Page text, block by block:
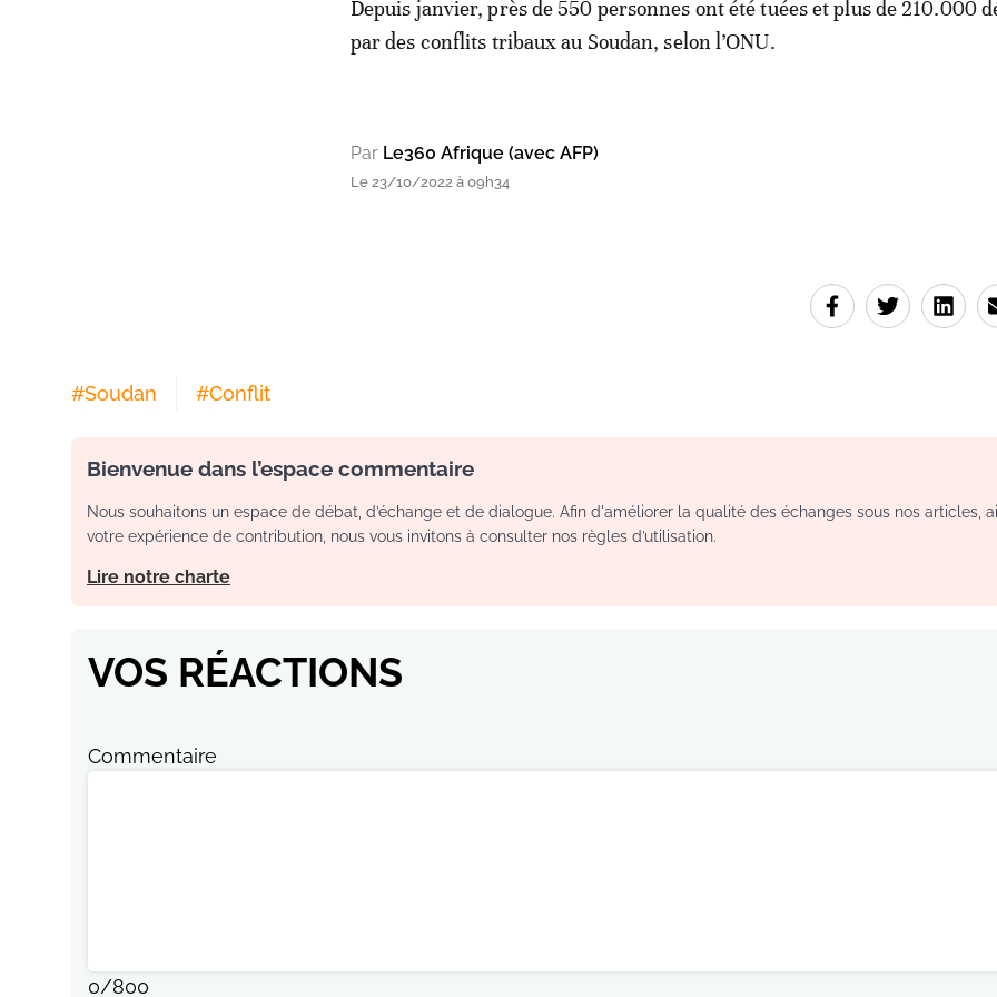
Depuis janvier, près de 550 personnes ont été tuées et plus de 210.000
par des conflits tribaux au Soudan, selon l’ONU.
Par Le360 Afrique (avec AFP)
Le 23/10/2022 à 09h34
#Soudan #Conflit
Bienvenue dans l’espace commentaire
Nous souhaitons un espace de débat, d’échange et de dialogue. Afin d'améliorer la qualité des échanges sous nos articles,
votre expérience de contribution, nous vous invitons à consulter nos règles d’utilisation.
Lire notre charte
VOS RÉACTIONS
Commentaire
0/800